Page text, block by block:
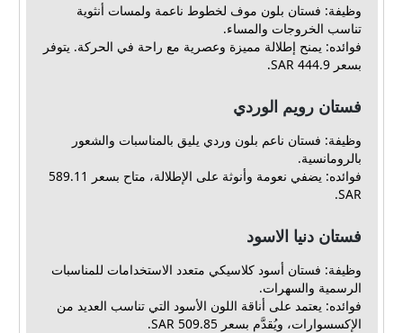
وظيفة: فستان بلون موف لخطوط ناعمة ولمسات أنثوية
تناسب الخروجات والمساء.
فوائده: يمنح إطلالة مميزة وعصرية مع راحة في الحركة. يتوفر
بسعر 444.9 SAR.
فستان رويم الوردي
وظيفة: فستان ناعم بلون وردي يليق بالمناسبات والشعور
بالرومانسية.
فوائده: يضفي نعومة وأنوثة على الإطلالة، متاح بسعر 589.11
SAR.
فستان دنيا الاسود
وظيفة: فستان أسود كلاسيكي متعدد الاستخدامات للمناسبات
الرسمية والسهرات.
فوائده: يعتمد على أناقة اللون الأسود التي تناسب العديد من
الإكسسوارات، ويُقدَّم بسعر 509.85 SAR.